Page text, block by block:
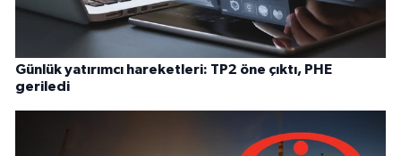
Günlük yatırımcı hareketleri: TP2 öne çıktı, PHE
geriledi